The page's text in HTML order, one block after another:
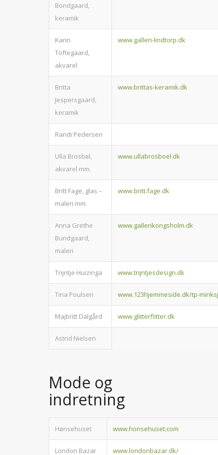
Bondgaard,
keramik
Karin
Toftegaard,
akvarel
www.galleri-lindtorp.dk
Britta
Jespersgaard,
keramik
www.brittas-keramik.dk
Randi Pedersen
Ulla Brosbøl,
akvarel mm.
www.ullabrosboel.dk
Britt Fage, glas –
maleri mm.
www.britt.fage.dk
Anna Grethe
Bundgaard,
maleri
www.gallerikongsholm.dk
Trijntje Huizinga www.trijntjesdesign.dk
Tina Poulsen www.123hjemmeside.dk/tp-
Majbritt Dalgård www.glitterflitter.dk
Astrid Nielsen
Mode og
indretning
Hønsehuset www.honsehuset.com
London Bazar www.londonbazar.dk/